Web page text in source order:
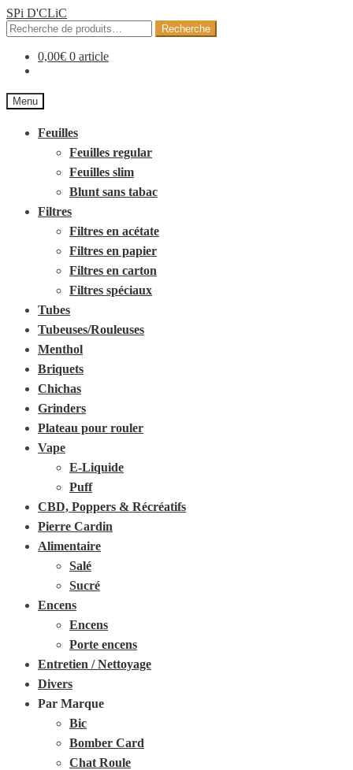
SPi D'CLiC
Recherche
pour :
Recherche
0,00€ 0 article
Menu
Feuilles
Feuilles regular
Feuilles slim
Blunt sans tabac
Filtres
Filtres en acétate
Filtres en papier
Filtres en carton
Filtres spéciaux
Tubes
Tubeuses/Rouleuses
Menthol
Briquets
Chichas
Grinders
Plateau pour rouler
Vape
E-Liquide
Puff
CBD, Poppers & Récréatifs
Pierre Cardin
Alimentaire
Salé
Sucré
Encens
Encens
Porte encens
Entretien / Nettoyage
Divers
Par Marque
Bic
Bomber Card
Chat Roule